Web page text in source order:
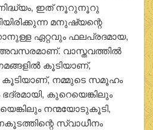
ഇത് നൂറുനൂറു
മനുഷ്യന്റെ
ഏറ്റവും ഫലപ്രദമായ,
വാസ്തവത്തില്‍
കൂടിയാണ്,
കൂടിയാണ്, നമ്മുടെ സമൂഹം
കുറെയെങ്കിലും
നന്മയോടുകൂടി,
സ്വാധീനം